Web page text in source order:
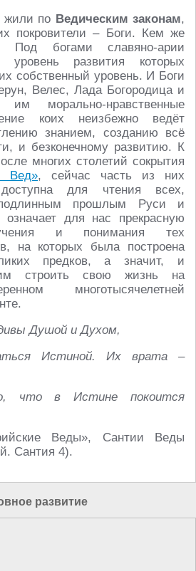
жили по Ведическим законам,
покровители – Боги. Кем же
богами славяно-арии
развития которых
собственный уровень. И Боги
Велес, Лада Богородица и
морально-нравственные
коих неизбежно ведёт
знанием, созданию всё
и безконечному развитию. К
многих столетий сокрытия
Вед», сейчас часть из них
для чтения всех,
прошлым Руси и
для нас прекрасную
и понимания тех
на которых была построена
предков, а значит, и
строить свою жизнь на
многотысячелетней
Душой и Духом,
Истиной. Их врата –
что в Истине покоится
Веды», Сантии Веды
Сантия 4).
развитие